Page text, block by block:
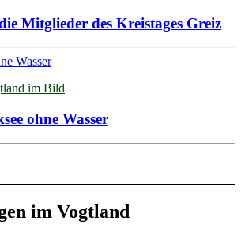
Mitglieder des Kreistages Greiz
im Bild
ohne Wasser
im Vogtland